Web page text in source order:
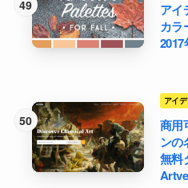
アイ
カラ
アイ
商用
ンの
無料